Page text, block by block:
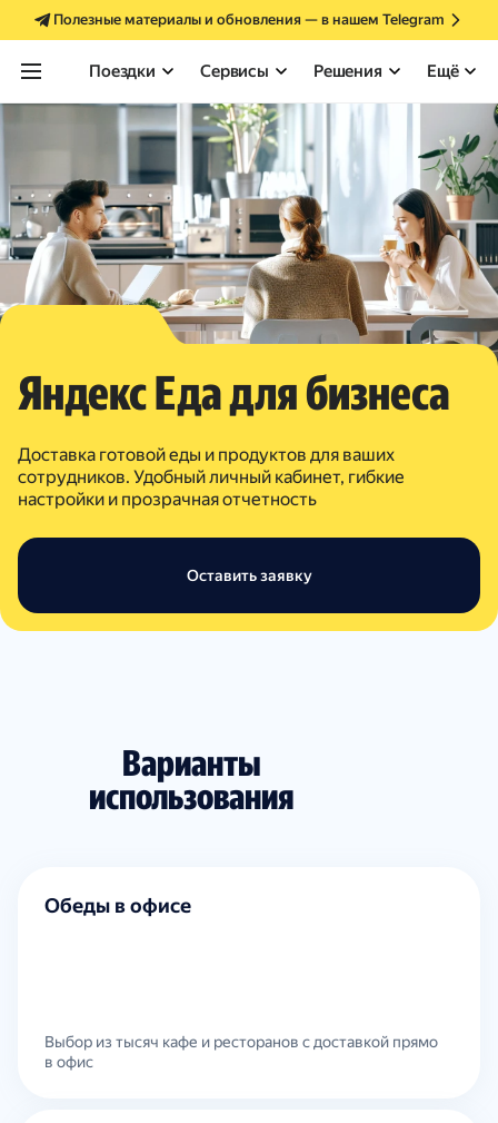
Полезные материалы и обновления — в нашем Telegram
Поездки Сервисы Решения Ещё
Яндекс Еда для бизнеса
Доставка готовой еды и продуктов для ваших
сотрудников. Удобный личный кабинет, гибкие
настройки и прозрачная отчетность
Оставить заявку
Варианты
использования
Обеды в офисе
Выбор из тысяч кафе и ресторанов с доставкой прямо
в офис